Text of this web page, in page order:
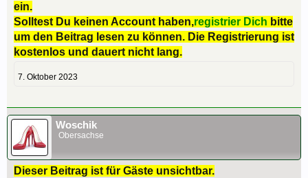
ein.
Solltest Du keinen Account haben,registrier Dich bitte
um den Beitrag lesen zu können. Die Registrierung ist
kostenlos und dauert nicht lang.
7. Oktober 2023
Woschik
Obersachse
Dieser Beitrag ist für Gäste unsichtbar.